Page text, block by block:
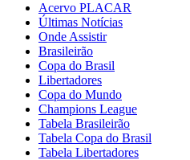
Acervo PLACAR
Últimas Notícias
Onde Assistir
Brasileirão
Copa do Brasil
Libertadores
Copa do Mundo
Champions League
Tabela Brasileirão
Tabela Copa do Brasil
Tabela Libertadores